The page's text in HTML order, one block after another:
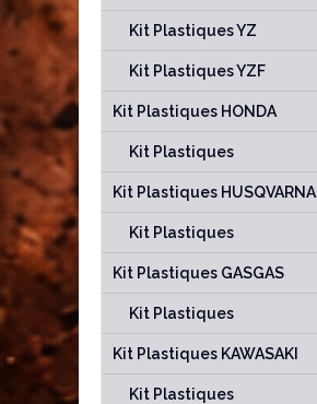
Kit Plastiques YZ
Kit Plastiques YZF
Kit Plastiques HONDA
Kit Plastiques
Kit Plastiques HUSQVARNA
Kit Plastiques
Kit Plastiques GASGAS
Kit Plastiques
Kit Plastiques KAWASAKI
Kit Plastiques